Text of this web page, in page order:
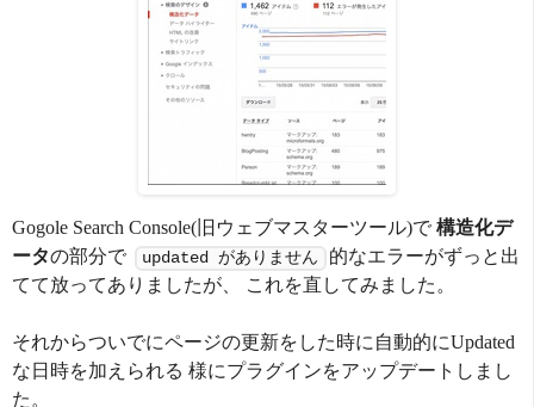
Gogole Search Console(旧ウェブマスターツール)で 構造化デ
ータの部分で updated がありません
的なエラーがずっと出
てて放ってありましたが、 これを直してみました。
それからついでにページの更新をした時に自動的にUpdated
な日時を加えられる 様にプラグインをアップデートしまし
た。